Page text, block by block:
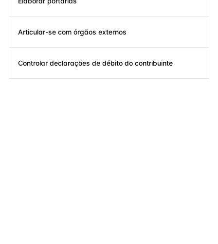
Articular-se com órgãos externos
Controlar declarações de débito do contribuinte